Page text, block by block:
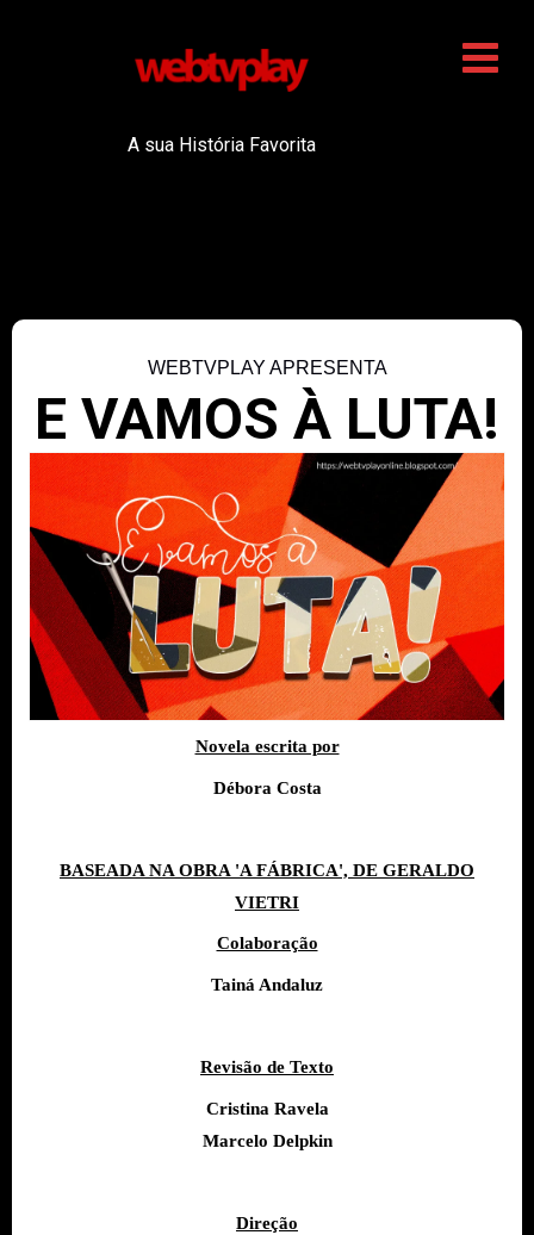
A sua História Favorita
WEBTVPLAY APRESENTA
E VAMOS À LUTA!
Novela escrita por
Débora Costa
BASEADA NA OBRA 'A FÁBRICA', DE GERALDO
VIETRI
Colaboração
Tainá Andaluz
Revisão de Texto
Cristina Ravela
Marcelo Delpkin
Direção